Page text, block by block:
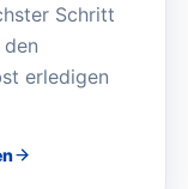
Schritt
erledigen